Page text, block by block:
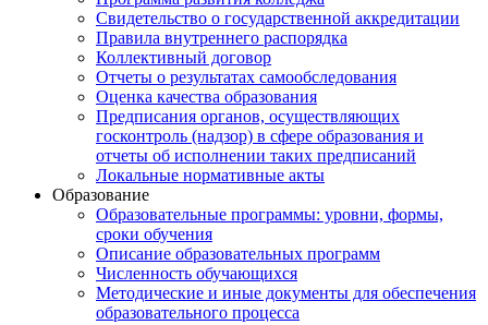
Свидетельство о государственной аккредитации
Правила внутреннего распорядка
Коллективный договор
Отчеты о результатах самообследования
Оценка качества образования
Предписания органов, осуществляющих
госконтроль (надзор) в сфере образования и
отчеты об исполнении таких предписаний
Локальные нормативные акты
Образование
Образовательные программы: уровни, формы,
сроки обучения
Описание образовательных программ
Численность обучающихся
Методические и иные документы для обеспечения
образовательного процесса